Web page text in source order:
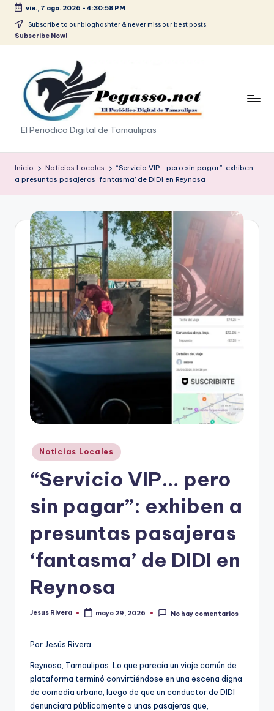
Saltar
vie., 7 ago. 2026 - 4:30:59 PM
Subscribe to our bloghashter & never miss our best posts.
Subscribe Now!
p
e
g
a
o
p
El Periodico Digital de Tamaulipas
Inicio Noticias Locales
“Servicio VIP… pero sin pagar”: exhiben
a presuntas pasajeras ‘fantasma’ de DIDI en Reynosa
Publicado
en
Noticias Locales
“Servicio VIP… pero
sin pagar”: exhiben a
presuntas pasajeras
‘fantasma’ de DIDI en
Reynosa
Publicado
Jesus Rivera mayo 29, 2026 No hay comentarios
Por Jesús Rivera
Reynosa, Tamaulipas. Lo que parecía un viaje común de
plataforma terminó convirtiéndose en una escena digna
de comedia urbana, luego de que un conductor de DIDI
denunciara públicamente a unas pasajeras que,